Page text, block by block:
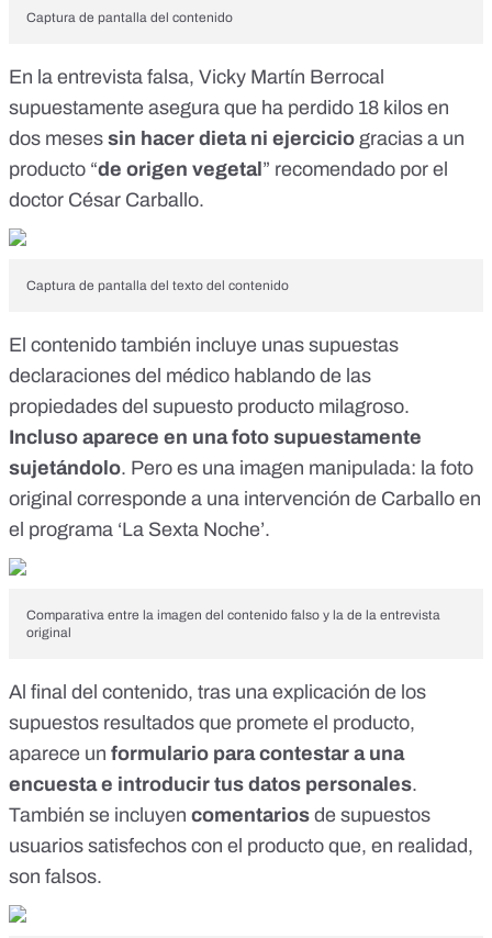
Captura de pantalla del contenido
En la entrevista falsa, Vicky Martín Berrocal
supuestamente asegura que ha perdido 18 kilos en
dos meses sin hacer dieta ni ejercicio gracias a un
producto “de origen vegetal ” recomendado por el
doctor César Carballo.
Captura de pantalla del texto del contenido
El contenido también incluye unas supuestas
declaraciones del médico hablando de las
propiedades del supuesto producto milagroso.
Incluso aparece en una foto supuestamente
sujetándolo. Pero es una imagen manipulada: la foto
original corresponde a una intervención de Carballo en
el programa ‘La Sexta Noche’.
Comparativa entre la imagen del contenido falso y la de la entrevista
original
Al final del contenido, tras una explicación de los
supuestos resultados que promete el producto,
aparece un formulario para contestar a una
encuesta e introducir tus datos personales.
También se incluyen comentarios de supuestos
usuarios satisfechos con el producto que, en realidad,
son falsos.